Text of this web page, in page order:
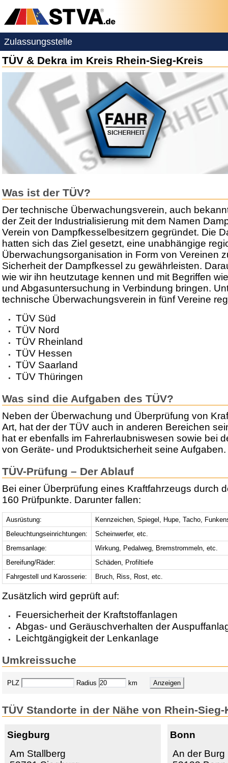
Zulassungsstelle
TÜV & Dekra im Kreis Rhein-Sieg-Kreis
Was ist der TÜV?
Der technische Überwachungsverein, auch
der Zeit der Industrialisierung mit dem Namen
Verein von Dampfkesselbesitzern gegründet. Die
hatten sich das Ziel gesetzt, eine unabhängige
Überwachungsorganisation in Form von Vereinen
Sicherheit der Dampfkessel zu gewährleisten.
wie wir ihn heutzutage kennen und mit Begriffen
und Abgasuntersuchung in Verbindung bringen.
technische Überwachungsverein in fünf Vereine
TÜV Süd
TÜV Nord
TÜV Rheinland
TÜV Hessen
TÜV Saarland
TÜV Thüringen
Was sind die Aufgaben des TÜV?
Neben der Überwachung und Überprüfung von
Art, hat der der TÜV auch in anderen Bereichen
hat er ebenfalls im Fahrerlaubniswesen sowie bei
von Geräte- und Produktsicherheit seine Aufgaben.
TÜV-Prüfung – Der Ablauf
Bei einer Überprüfung eines Kraftfahrzeugs durch
160 Prüfpunkte. Darunter fallen:
Ausrüstung:
Kennzeichen, Spiegel, Hupe, Tacho,
Beleuchtungseinrichtungen:
Scheinwerfer, etc.
Bremsanlage:
Wirkung, Pedalweg, Bremstrommeln, etc.
Bereifung/Räder:
Schäden, Profiltiefe
Fahrgestell und Karosserie:
Bruch, Riss, Rost, etc.
Zusätzlich wird geprüft auf:
Feuersicherheit der Kraftstoffanlagen
Abgas- und Geräuschverhalten der
Leichtgängigkeit der Lenkanlage
Umkreissuche
PLZ Radius km
TÜV Standorte in der Nähe von Rhein-Sieg-
Siegburg
Am Stallberg
Bonn
An der